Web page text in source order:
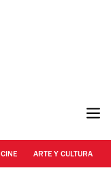
CINE ARTE Y CULTURA